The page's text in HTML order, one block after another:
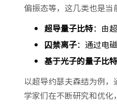
偏振态等，这几类也是当
超导量子比特：由
囚禁离子：通过电
基于光子的量子比特
以超导约瑟夫森结为例
学家们在不断研究和优化